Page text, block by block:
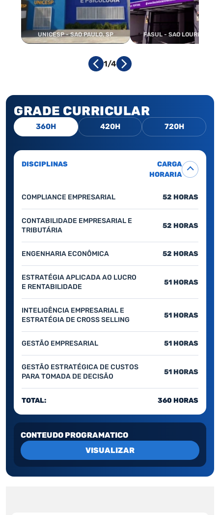
UNICESP - SAO PAULO, SP FASUL - SAO LOURENCO,
1/4
GRADE CURRICULAR
360H 420H 720H
DISCIPLINAS
CARGA
HORARIA
COMPLIANCE EMPRESARIAL 52 HORAS
CONTABILIDADE EMPRESARIAL E
TRIBUTÁRIA
52 HORAS
ENGENHARIA ECONÔMICA 52 HORAS
ESTRATÉGIA APLICADA AO LUCRO
E RENTABILIDADE
51 HORAS
INTELIGÊNCIA EMPRESARIAL E
ESTRATÉGIA DE CROSS SELLING
51 HORAS
GESTÃO EMPRESARIAL 51 HORAS
GESTÃO ESTRATÉGICA DE CUSTOS
PARA TOMADA DE DECISÃO
51 HORAS
TOTAL: 360 HORAS
CONTEUDO PROGRAMATICO
VISUALIZAR